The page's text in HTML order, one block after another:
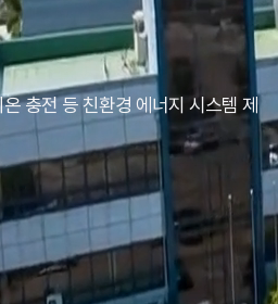
온 충전 등 친환경 에너지 시스템 제